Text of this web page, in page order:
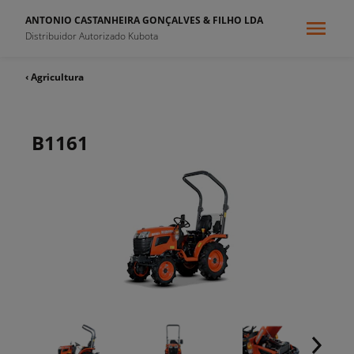
ANTONIO CASTANHEIRA GONÇALVES & FILHO LDA
Distribuidor Autorizado Kubota
‹ Agricultura
B1161